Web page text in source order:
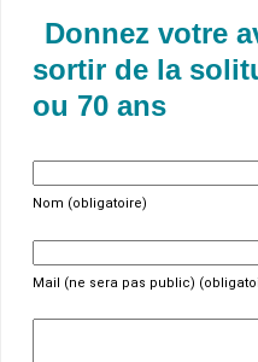
Donnez votre
sortir de la
ou 70 ans
Nom (obligatoire)
Mail (ne sera pas public)